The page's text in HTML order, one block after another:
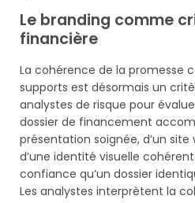
Le branding comme
financière
La cohérence de la promesse
supports est désormais un
analystes de risque pour
dossier de financement
présentation soignée, d’un
d’une identité visuelle
confiance qu’un dossier
Les analystes interprètent la